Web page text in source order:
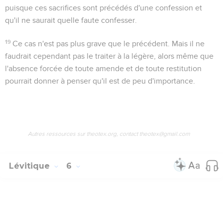
puisque ces sacrifices sont précédés d'une confession et
qu'il ne saurait quelle faute confesser.
19 Ce cas n'est pas plus grave que le précédent. Mais il ne
faudrait cependant pas le traiter à la légère, alors même que
l'absence forcée de toute amende et de toute restitution
pourrait donner à penser qu'il est de peu d'importance.
Autres ressources sur theotex.org, contact theotex@gmail.com
Lévitique 6